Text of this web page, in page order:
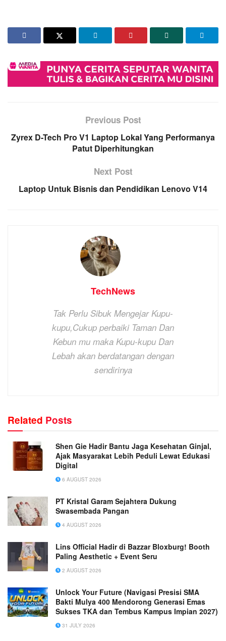
Previous Post
Zyrex D-Tech Pro V1 Laptop Lokal Yang Performanya
Patut Diperhitungkan
Next Post
Laptop Untuk Bisnis dan Pendidikan Lenovo V14
TechNews
Tak Perlu Sibuk Mengejar Kupu-
kupu,Cukup perbaiki Taman Dan
Kebun mu maka Kupu-kupu Dan
Lebah akan berdatangan dengan
sendirinya
Related Posts
Shen Gie Hadir Bantu Jaga Kesehatan Ginjal,
Ajak Masyarakat Lebih Peduli Lewat Edukasi
Digital
6 AUGUST 2026
PT Kristal Garam Sejahtera Dukung
Swasembada Pangan
4 AUGUST 2026
Lins Official Hadir di Bazzar Bloxburg! Booth
Paling Aesthetic + Event Seru
2 AUGUST 2026
Unlock Your Future (Navigasi Presisi SMA
Bakti Mulya 400 Mendorong Generasi Emas
Sukses TKA dan Tembus Kampus Impian 2027)
31 JULY 2026